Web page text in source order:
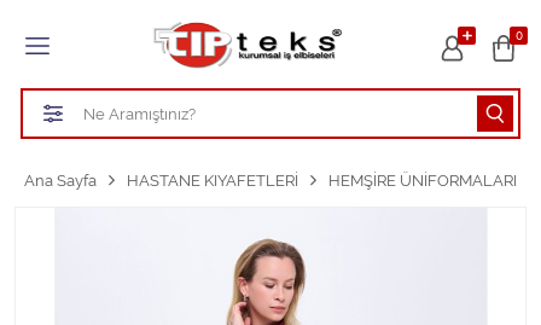
0
Tüm Kategoriler
HASTANE KIYAFETLERİ
Ana Sayfa HASTANE KIYAFETLERİ HEMŞİRE ÜNİFORMALARI